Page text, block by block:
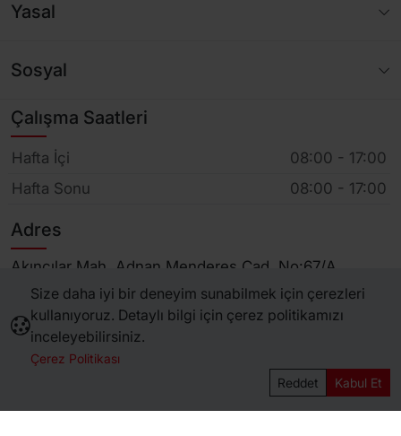
Sepete Ekle
Yasal
Sosyal
Çalışma Saatleri
Hafta İçi
08:00 - 17:00
Hafta Sonu
08:00 - 17:00
Adres
Akıncılar Mah. Adnan Menderes Cad. No:67/A
Bakkallar Mevkii Adapazarı/Sakarya
Copyright © 2026 Mutlu Klima Tüm hakları saklıdır.
Size daha iyi bir deneyim sunabilmek için çerezleri
kullanıyoruz. Detaylı bilgi için çerez politikamızı
inceleyebilirsiniz.
Çerez Politikası
Reddet
Kabul Et